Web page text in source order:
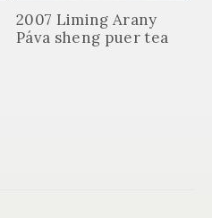
2007 Liming Arany
Páva sheng puer tea